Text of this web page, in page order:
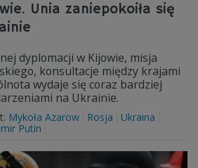
Unia zaniepokoiła się
dyplomacji w Kijowie, misja
konsultacje między krajami
wydaje się coraz bardziej
na Ukrainie.
Mykoła Azarow Rosja
Ukraina
Putin